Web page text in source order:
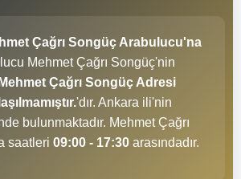
Çağrı Songüç Arabulucu'na
Mehmet Çağrı Songüç'nin
Çağrı Songüç Adresi
'dır. Ankara ili'nin
bulunmaktadır. Mehmet Çağrı
saatleri 09:00 - 17:30 arasındadır.